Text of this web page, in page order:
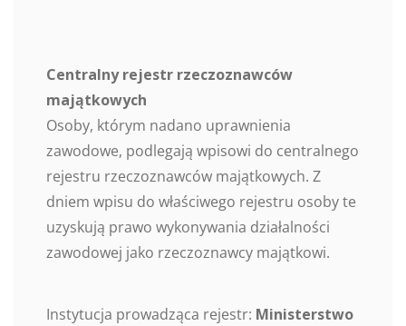
Centralny rejestr rzeczoznawców
majątkowych
Osoby, którym nadano uprawnienia
zawodowe, podlegają wpisowi do centralnego
rejestru rzeczoznawców majątkowych. Z
dniem wpisu do właściwego rejestru osoby te
uzyskują prawo wykonywania działalności
zawodowej jako rzeczoznawcy majątkowi.
Instytucja prowadząca rejestr: Ministerstwo